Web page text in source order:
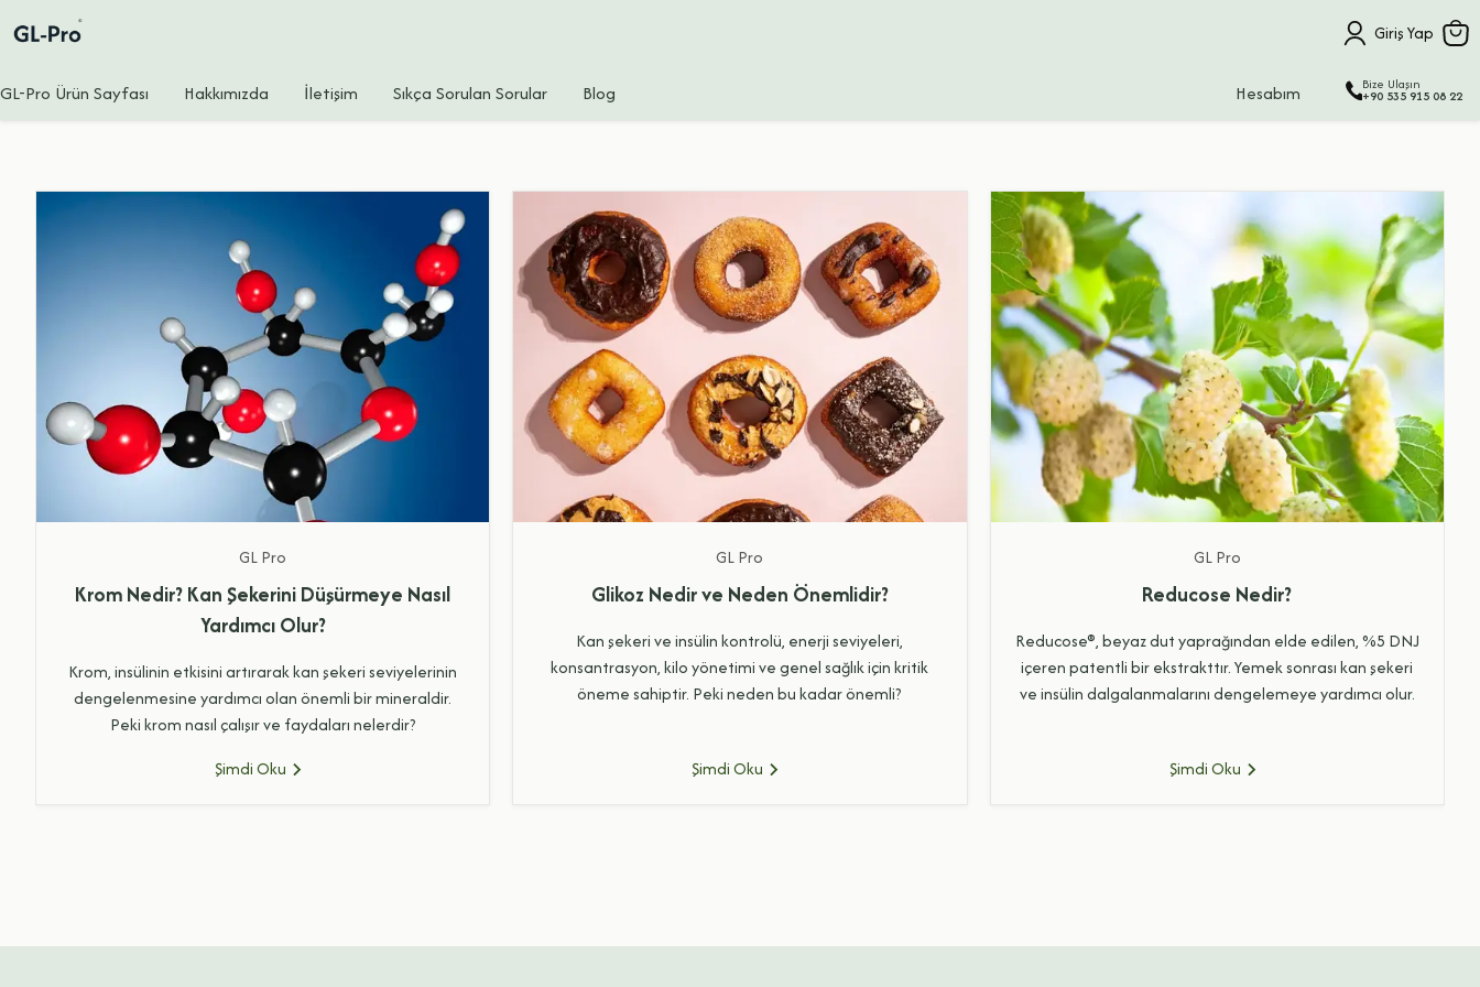
Giriş Yap
GL-Pro Ürün Sayfası Hakkımızda İletişim Sıkça Sorulan Sorular Blog Hesabım Bize Ulaşın
+90 535 915 08 22
GLPro
Krom Nedir? Kan Şekerini Düşürmeye Nasıl
Yardımcı Olur?
Krom, insülinin etkisini artırarak kan şekeri seviyelerinin
dengelenmesine yardımcı olan önemli bir mineraldir.
Peki krom nasıl çalışır ve faydaları nelerdir?
Şimdi Oku
GLPro
Glikoz Nedir ve Neden Önemlidir?
Kan şekeri ve insülin kontrolü, enerji seviyeleri,
konsantrasyon, kilo yönetimi ve genel sağlık için kritik
öneme sahiptir. Peki neden bu kadar önemli?
Şimdi Oku
GL Pro
Reducose Nedir?
Reducose®, beyaz dut yaprağından elde edilen, %5 DNJ
içeren patentli bir ekstrakttır. Yemek sonrası kan şekeri
ve insülin dalgalanmalarını dengelemeye yardımcı olur.
Şimdi Oku